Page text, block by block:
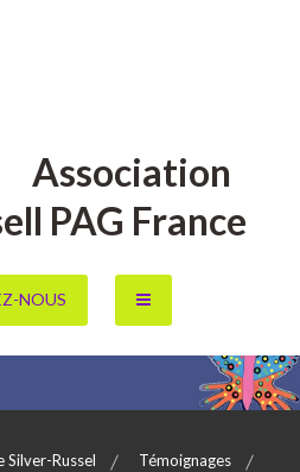
Association
PAG France
NOUS
Silver-Russel
Témoignages